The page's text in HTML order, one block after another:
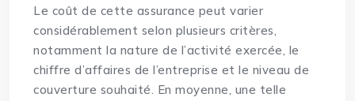
Le coût de cette assurance peut varier
considérablement selon plusieurs critères,
notamment la nature de l’activité exercée, le
chiffre d’affaires de l’entreprise et le niveau de
couverture souhaité. En moyenne, une telle